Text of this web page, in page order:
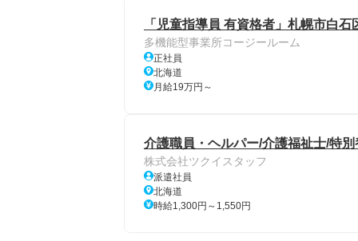
「児童指導員 有資格者」札幌市白石
多機能型事業所コージールーム
正社員
北海道
月給19万円～
介護職員・ヘルパー/介護福祉士/特
株式会社ツクイスタッフ
派遣社員
北海道
時給1,300円～1,550円